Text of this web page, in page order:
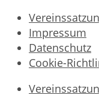
Impressum
Datenschutz
Cookie-